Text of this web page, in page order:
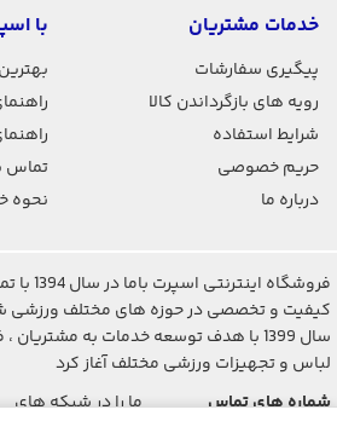
خدمات مشتریان
پیگیری سفارشات
رویه های بازگرداندن کالا
شرایط استفاده
حریم خصوصی
درباره ما
با
تماس
نحوه
فروشگاه
کیفیت و تخصصی در حوزه های مختلف ورزشی
سال 1399 با هدف توسعه خدمات به
لباس و تجهیزات ورزشی مختلف آغاز کرد
شماره های تماس
ما را در شبکه های